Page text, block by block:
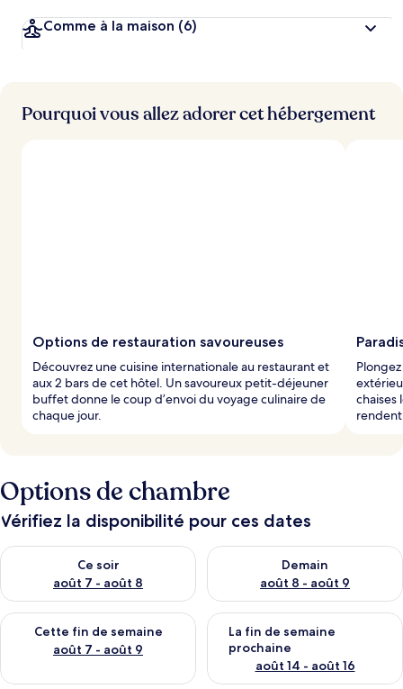
Comme à la maison (6)
Pourquoi vous allez adorer cet hébergement
Options de restauration savoureuses
Découvrez une cuisine internationale au restaurant et
aux 2 bars de cet hôtel. Un savoureux petit-déjeuner
buffet donne le coup d’envoi du voyage culinaire de
chaque jour.
chaises
Options de chambre
Vérifiez la disponibilité pour ces dates
Ce soir
août 7 - août 8
Vérifier la disponibilité pour ce soir août 7 - août 8
Demain
août 8 - août 9
Vérifier la disponibilité pour
Cette fin de semaine
août 7 - août 9
Vérifier la disponibilité pour cette fin de semaine août 7 -
La fin de semaine
prochaine
août 14 - août 16
Vérifier la disponibilité pour